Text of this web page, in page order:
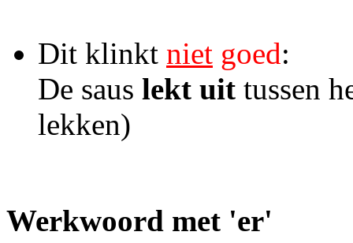
Dit klinkt niet goed:
De saus lekt uit tussen
lekken)
Werkwoord met 'er'